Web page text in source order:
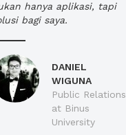
hanya aplikasi, tapi
bagi saya.
DANIEL
WIGUNA
Public Relations
at Binus
University